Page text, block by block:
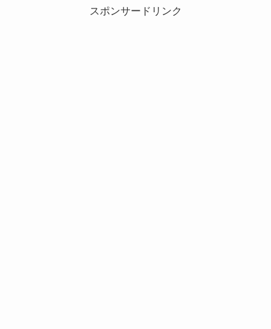
スポンサードリンク